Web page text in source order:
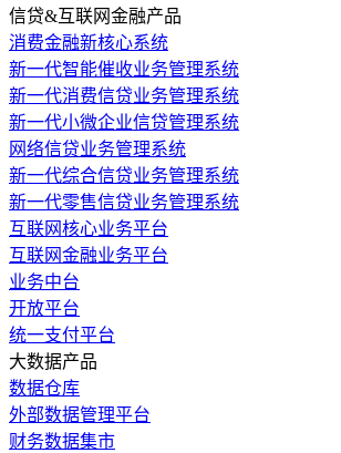
信贷&互联网金融产品
消费金融新核心系统
新一代智能催收业务管理系统
新一代消费信贷业务管理系统
新一代小微企业信贷管理系统
网络信贷业务管理系统
新一代综合信贷业务管理系统
新一代零售信贷业务管理系统
互联网核心业务平台
互联网金融业务平台
业务中台
开放平台
统一支付平台
大数据产品
数据仓库
外部数据管理平台
财务数据集市